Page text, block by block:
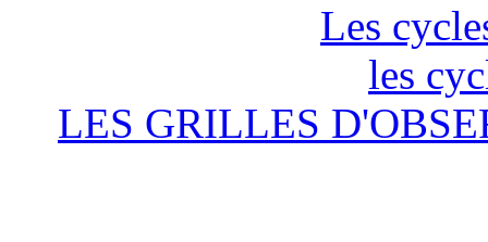
Les
les
LES GRILLES